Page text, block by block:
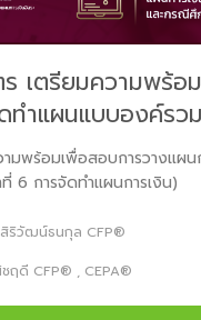
เตรียมความพร้อ
ทำแผนแบบองค์รวม
มพร้อมเพื่อสอบการวางแผน
6 การจัดทำแผนการเงิน)
ริวัฒน์ธนกุล CFP®
ฤดี CFP® , CEPA®